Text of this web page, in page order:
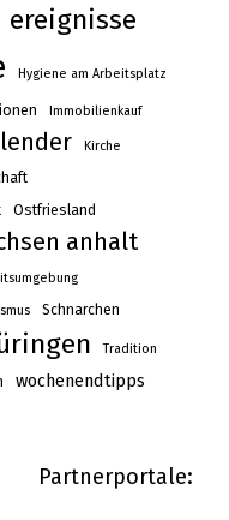
ereignisse
Hygiene am Arbeitsplatz
Immobilienkauf
Kirche
Ostfriesland
anhalt
Schnarchen
Tradition
wochenendtipps
Partnerportale: